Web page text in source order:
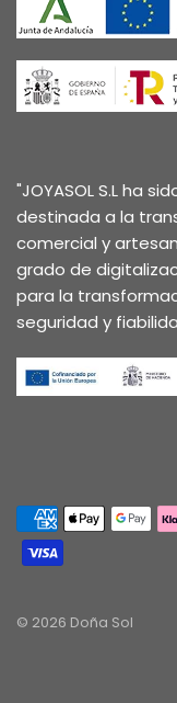
"JOYASOL S.L ha
destinada a la
comercial y
grado de
para la
seguridad y
© 2026 Doña Sol